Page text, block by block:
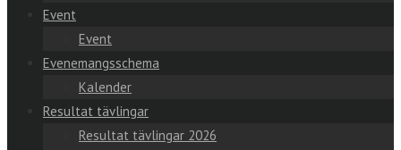
Event
Event
Evenemangsschema
Kalender
Resultat tävlingar
Resultat tävlingar 2026